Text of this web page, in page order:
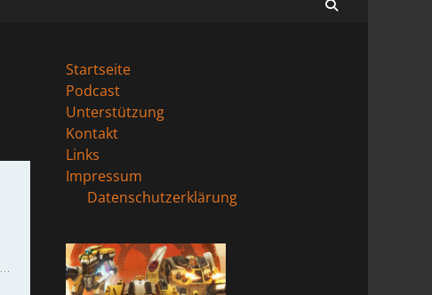
Startseite
Podcast
Unterstützung
Kontakt
Links
Impressum
Datenschutzerklärung